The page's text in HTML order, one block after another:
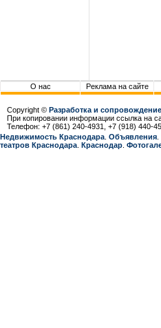
О нас Реклама на сайте
Copyright © Разработка и
При копировании информации ссылка на
Телефон: +7 (861) 240-4931, +7 (918) 440-
Недвижимость Краснодара Объявления
театров Краснодара Краснодар